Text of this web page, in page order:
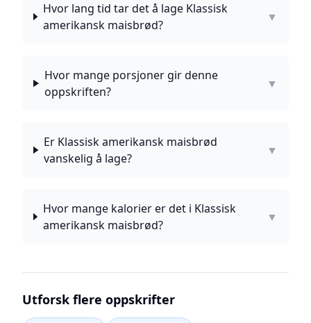
Hvor lang tid tar det å lage Klassisk
amerikansk maisbrød?
▼
Hvor mange porsjoner gir denne
oppskriften?
▼
Er Klassisk amerikansk maisbrød
vanskelig å lage?
▼
Hvor mange kalorier er det i Klassisk
amerikansk maisbrød?
▼
Utforsk flere oppskrifter